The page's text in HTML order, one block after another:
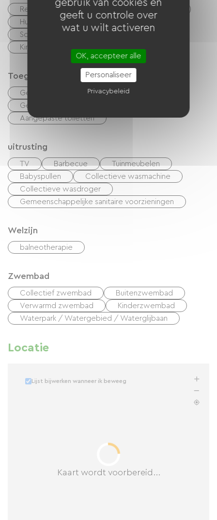
Restaurant Restauratie rapide
Huisdieren toegelaten
Vellen te huur
Schoonmaak met toeslag
Kinderclub
Toegankelijkheid
Geschikte accommodatie
Geschikte parkeerplaats
Aangepaste toiletten
uitrusting
TV Barbecue
Tuinmeubelen
Babyspullen
Collectieve wasmachine
Collectieve wasdroger
Gemeenschappelijke sanitaire voorzieningen
Welzijn
balneotherapie
Zwembad
Collectief zwembad
Buitenzwembad
Verwarmd zwembad
Kinderzwembad
Waterpark / Watergebied / Waterglijbaan
Locatie
Kaart wordt voorbereid...
Lijst bijwerken wanneer ik beweeg
gebruik van cookies en
geeft u controle over
wat u wilt activeren
OK, accepteer alle
Personaliseer
Privacybeleid